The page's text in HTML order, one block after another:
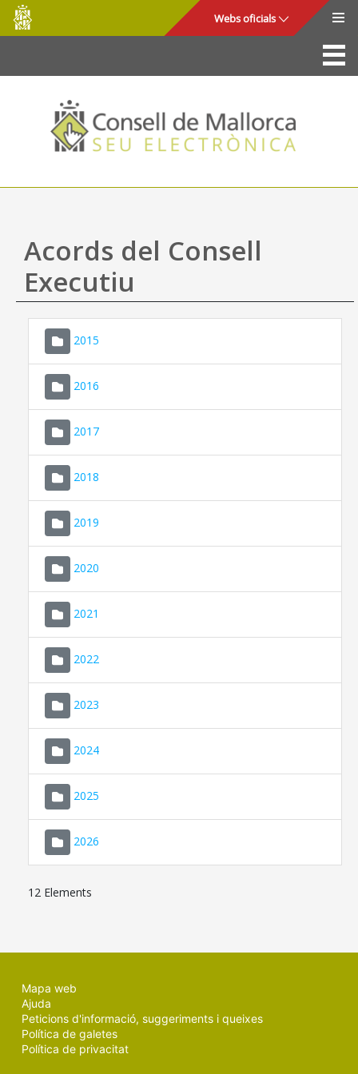
Salta al contingut principal
Consell
de
Mallorca
Webs oficials
La Seu
Consell de Mallorca
Accés i seguretat
Utilitats
Ajuda
Acords del Consell
Executiu
2015
2016
2017
2018
2019
2020
2021
2022
2023
2024
2025
2026
12 Elements
Mapa web
Ajuda
Peticions d'informació, suggeriments i queixes
Política de galetes
Política de privacitat